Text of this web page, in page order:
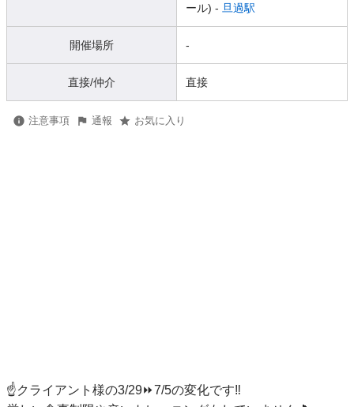
ール) - 旦過駅
開催場所 -
直接/仲介 直接
注意事項 通報 お気に入り
☝️クライアント様の3/29⏩7/5の変化です‼️